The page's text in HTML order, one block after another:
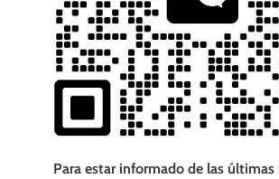
Para estar informado de las últimas